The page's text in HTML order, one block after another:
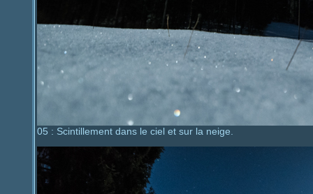
05 : Scintillement dans le ciel et sur la neige.